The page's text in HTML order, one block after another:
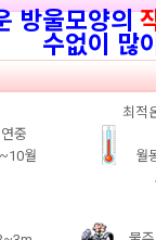
방울모양의
이피는
연중
월
최적
월